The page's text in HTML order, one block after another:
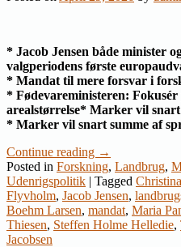
* Jacob Jensen både minister
valgperiodens første
* Mandat til mere forsvar i
* Fødevareministeren:
arealstørrelse* Marker vil
* Marker vil snart summe af
Continue reading →
Posted in Forskning, Landbrug,
Udenrigspolitik | Tagged
Flyvholm, Jacob Jensen,
Boehm Larsen, mandat, Maria
Thiesen, Steffen Holme Helledie,
Jacobsen